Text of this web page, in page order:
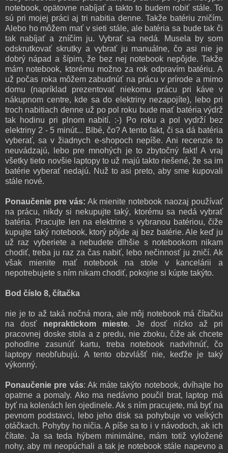
notebook, opätovne nabíjať a takto to budem robiť stále. To
sú pri mojej práci aj tri nabitia denne. Takže batériu zničím.
Alebo ho môžem mať v sieti stále, ale batéria sa bude tak či
tak nabíjať a zníčím ju. Vybrať sa nedá. Musela by som
odskrutkovať skrutky a vybrať ju manuálne, čo asi nie je
dobrý nápad a šípim, že bez nej notebook nepôjde. Takže
mám notebook, ktorému možno za rok odpravím batériu. A
už počas roka môžem zabudnúť na prácu v prírode a mimo
domu (napríklad prezentovať niekomu prácu pri káve v
nákupnom centre, kde sa do elektriny nezapojíte), lebo pri
troch nabitiach denne už po pol roku bude mať batéria výdrž
tak hodinu pri plnom nabití. :-) Po roku a pol vydrží bez
elektriny 2 - 5 minút... Blbé, čo? A tento fakt, či sa dá batéria
vyberať, sa v žiadnych e-shopoch nepíše. Ani recenzie to
neuvádzajú, lebo pre mnohých je to zbytočný fakt! A vraj
všetky tieto novšie laptopy to už majú takto riešené, že sa im
batérie vyberať nedajú. Nuž to asi preto, aby sme kupovali
stále nové.
Ponaučenie pre vás: Ak mienite notebook naozaj používať
na prácu, nikdy si nekupujte taký, ktorému sa nedá vybrať
batéria. Pracujte len na elektrine s vybranou batériou, čiže
kupujte taký notebook, ktorý pôjde aj bez batérie. Ale keď ju
už raz vyberiete a nebudete dlhšie s notebookom nikam
chodiť, treba ju raz za čas nabiť, lebo nečinnosť ju zničí. Ak
však mienite mať notebook na stole v kancelárii a
nepotrebujete s ním nikam chodiť, pokojne si kúpte takýto.
Bod číslo 8, čítačka
nie je to až taká nočná mora, ale môj notebook má čítačku
na dosť nepraktickom mieste. Je dosť nízko až pri
pracovnej doske stola a z predu, nie zboku, čiže ak chcete
pohodlne zasunúť kartu, treba notebook nadvihnúť, čo
laptopy neobľubujú. A tento obzvlášť nie, keďže je taký
výkonný.
Ponaučenie pre vás: Ak máte takýto notebook, dvíhajte ho
opatrne a pomaly. Ako ma nedávno poučil brat, laptop má
byť na kolenách len ojedinele. Ak s ním pracujete, má byť na
pevnom podstavci, lebo jeho disk sa pohybuje vo veĺkých
otáčkach. Pohyby ho ničia. A píše sa to i v návodoch, ak ich
čítate. Ja sa teda hýbem minimálne, mám totiž vyložené
nohy, aby mi neopúchali a tak je notebook stále napevno a